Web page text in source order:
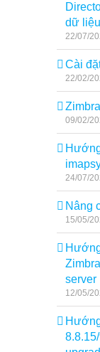
dữ liệu
22/07/
Cài
22/02/
09/02/
24/07/
Nâng
15/05/
server
12/05/